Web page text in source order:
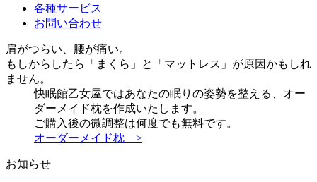
各種サービス
お問い合わせ
肩がつらい、腰が痛い。
もしからしたら「まくら」と「マットレス」が原因かもしれ
ません。
快眠館乙女屋ではあなたの眠りの姿勢を整える、オー
ダーメイド枕を作成いたします。
ご購入後の微調整は何度でも無料です。
オーダーメイド枕 >
お知らせ